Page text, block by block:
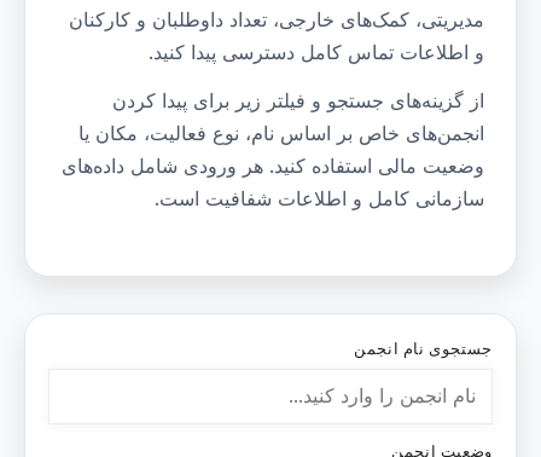
مدیریتی، کمک‌های خارجی، تعداد داوطلبان و کارکنان
و اطلاعات تماس کامل دسترسی پیدا کنید.
از گزینه‌های جستجو و فیلتر زیر برای پیدا کردن
انجمن‌های خاص بر اساس نام، نوع فعالیت، مکان یا
وضعیت مالی استفاده کنید. هر ورودی شامل داده‌های
سازمانی کامل و اطلاعات شفافیت است.
گزینه‌های جستجو و فیلتر
جستجوی نام انجمن
جستجو برای انجمن‌ها بر اساس نام
وضعیت انجمن